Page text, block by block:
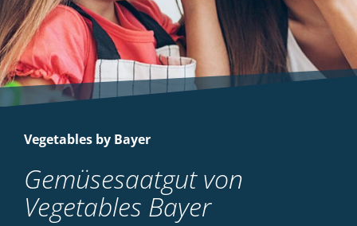
Vegetables by Bayer
Gemüsesaatgut von
Vegetables Bayer